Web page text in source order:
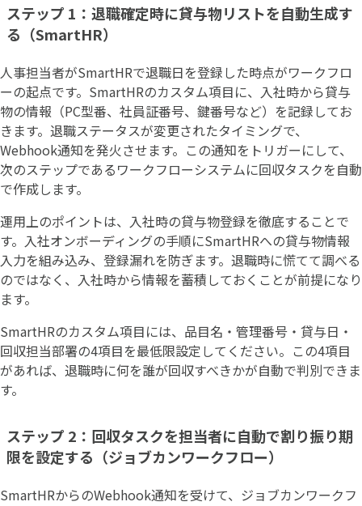
ステップ 1：退職確定時に貸与物リストを自動生成す
る（SmartHR）
人事担当者がSmartHRで退職日を登録した時点がワークフロ
ーの起点です。SmartHRのカスタム項目に、入社時から貸与
物の情報（PC型番、社員証番号、鍵番号など）を記録してお
きます。退職ステータスが変更されたタイミングで、
Webhook通知を発火させます。この通知をトリガーにして、
次のステップであるワークフローシステムに回収タスクを自動
で作成します。
運用上のポイントは、入社時の貸与物登録を徹底することで
す。入社オンボーディングの手順にSmartHRへの貸与物情報
入力を組み込み、登録漏れを防ぎます。退職時に慌てて調べる
のではなく、入社時から情報を蓄積しておくことが前提になり
ます。
SmartHRのカスタム項目には、品目名・管理番号・貸与日・
回収担当部署の4項目を最低限設定してください。この4項目
があれば、退職時に何を誰が回収すべきかが自動で判別できま
す。
ステップ 2：回収タスクを担当者に自動で割り振り期
限を設定する（ジョブカンワークフロー）
SmartHRからのWebhook通知を受けて、ジョブカンワークフ